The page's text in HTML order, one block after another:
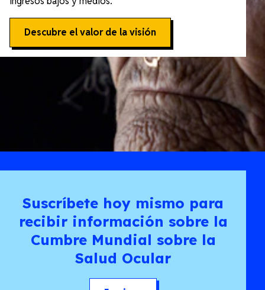
Descubre el valor de la visión
Suscríbete hoy mismo para
recibir información sobre la
Cumbre Mundial sobre la
Salud Ocular